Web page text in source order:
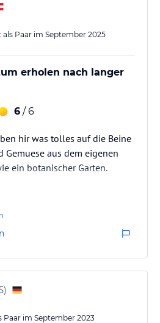
als Paar im September 2025
erholen nach langer
6 / 6
hir was tolles auf die Beine
aus dem eigenen
ein botanischer Garten.
)
Paar im September 2023